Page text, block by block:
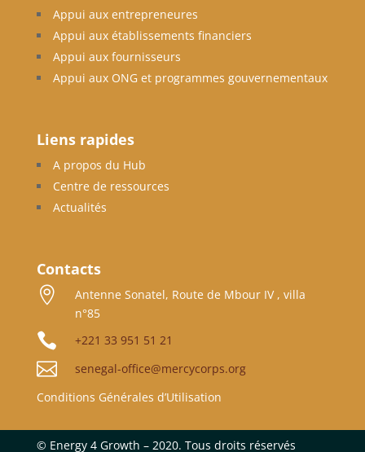
Appui aux entrepreneures
Appui aux établissements financiers
Appui aux fournisseurs
Appui aux ONG et programmes gouvernementaux
Liens rapides
A propos du Hub
Centre de ressources
Actualités
Contacts

Antenne Sonatel, Route de Mbour IV , villa
n°85
 +221 33 951 51 21

senegal-office@mercycorps.org
Conditions Générales d’Utilisation
© Energy 4 Growth – 2020. Tous droits réservés